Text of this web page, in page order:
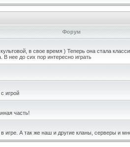
Форум
в свое время ) Теперь она стала
В нее до сих пор интересно играть
игрой
часть!
игре. А так же наш и другие кланы, серверы и